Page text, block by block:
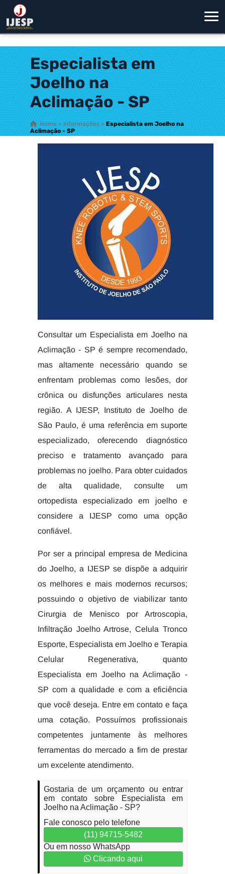
Especialista em
Joelho na
Aclimação - SP
Home » Informações » Especialista em Joelho na
Aclimação - SP
Consultar um Especialista em Joelho na
Aclimação - SP é sempre recomendado,
mas altamente necessário quando se
enfrentam problemas como lesões, dor
crônica ou disfunções articulares nesta
região. A IJESP, Instituto de Joelho de
São Paulo, é uma referência em suporte
especializado, oferecendo diagnóstico
preciso e tratamento avançado para
problemas no joelho. Para obter cuidados
de alta qualidade, consulte um
ortopedista especializado em joelho e
considere a IJESP como uma opção
confiável.
Por ser a principal empresa de Medicina
do Joelho, a IJESP se dispõe a adquirir
os melhores e mais modernos recursos;
possuindo o objetivo de viabilizar tanto
Cirurgia de Menisco por Artroscopia,
Infiltração Joelho Artrose, Celula Tronco
Esporte, Especialista em Joelho e Terapia
Celular Regenerativa, quanto
Especialista em Joelho na Aclimação -
SP com a qualidade e com a eficiência
que você deseja. Entre em contato e faça
uma cotação. Possuímos profissionais
competentes juntamente às melhores
ferramentas do mercado a fim de prestar
um excelente atendimento.
Gostaria de um orçamento ou entrar
em contato sobre Especialista em
Joelho na Aclimação - SP?
Fale conosco pelo telefone
(11) 94715-5482
Ou em nosso WhatsApp
Clicando aqui